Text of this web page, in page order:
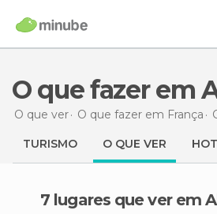
O que fazer em
O que ver O que fazer em França
TURISMO O QUE VER
7 lugares que ver em